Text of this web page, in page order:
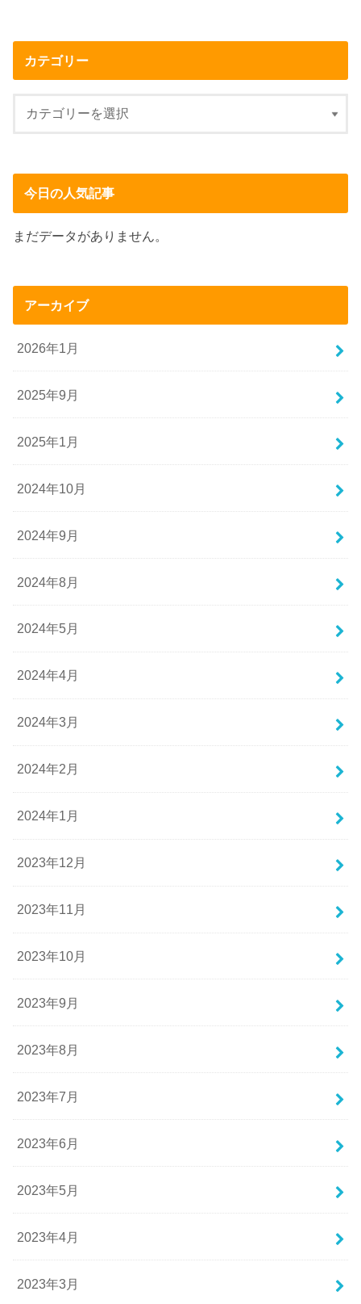
カテゴリー
今日の人気記事
まだデータがありません。
アーカイブ
2026年1月
2025年9月
2025年1月
2024年10月
2024年9月
2024年8月
2024年5月
2024年4月
2024年3月
2024年2月
2024年1月
2023年12月
2023年11月
2023年10月
2023年9月
2023年8月
2023年7月
2023年6月
2023年5月
2023年4月
2023年3月